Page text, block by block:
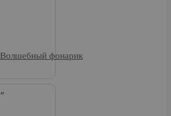
Волшебный фонарик